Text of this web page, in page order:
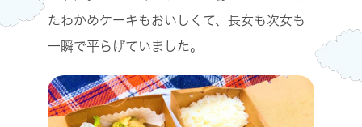
たわかめケーキもおいしくて、長女も次女も
一瞬で平らげていました。